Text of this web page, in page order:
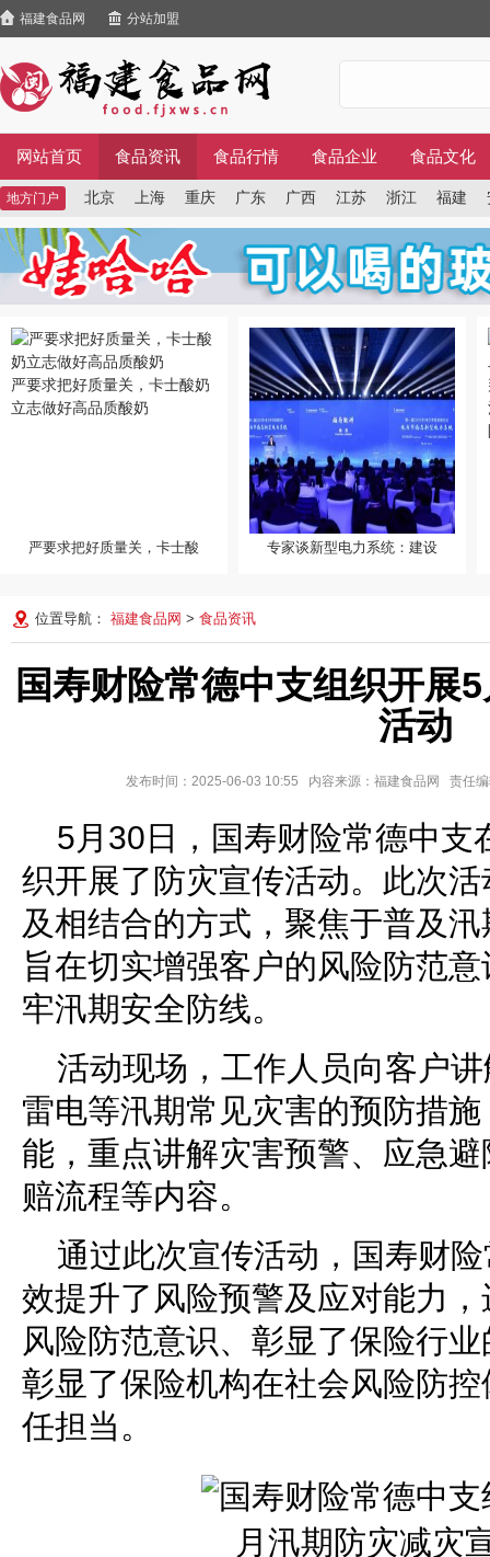
福建食品网 分站加盟
网站首页 食品资讯 食品行情 食品企业 食品文化
地方门户 北京 上海 重庆 广东 广西 江苏 浙江 福建
严要求把好质量关，卡士酸奶
立志做好高品质酸奶
严要求把好质量关，卡士酸
专家谈新型电力系统：建设全
专家谈新型电力系统：建设
位置导航： 福建食品网 > 食品资讯
国寿财险常德中支组织开展
活动
发布时间：2025-06-03 10:55 内容来源：福建食品网 责任
5月30日，国寿财险常德中支
织开展了防灾宣传活动。此次
及相结合的方式，聚焦于普及
旨在切实增强客户的风险防范
牢汛期安全防线。
活动现场，工作人员向客户
雷电等汛期常见灾害的预防措
能，重点讲解灾害预警、应急
赔流程等内容。
通过此次宣传活动，国寿财
效提升了风险预警及应对能力
风险防范意识、彰显了保险行
彰显了保险机构在社会风险防
任担当。